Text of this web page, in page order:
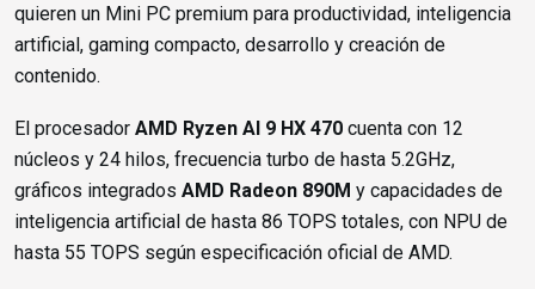
quieren un Mini PC premium para productividad, inteligencia
artificial, gaming compacto, desarrollo y creación de
contenido.
El procesador AMD Ryzen AI 9 HX 470 cuenta con 12
núcleos y 24 hilos, frecuencia turbo de hasta 5.2GHz,
gráficos integrados AMD Radeon 890M y capacidades de
inteligencia artificial de hasta 86 TOPS totales, con NPU de
hasta 55 TOPS según especificación oficial de AMD.